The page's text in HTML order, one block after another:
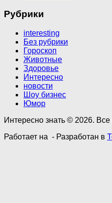
Рубрики
interesting
Без рубрики
Гороскоп
Животные
Здоровье
Интересно
новости
Шоу бизнес
Юмор
Интересно знать © 2026.
Работает на - Разработан в